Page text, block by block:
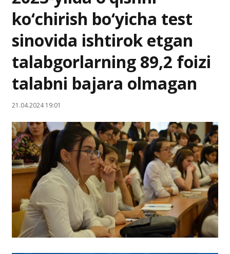
ko‘chirish bo‘yicha test
sinovida ishtirok etgan
talabgorlarning 89,2 foizi
talabni bajara olmagan
21.04.2024 19:01